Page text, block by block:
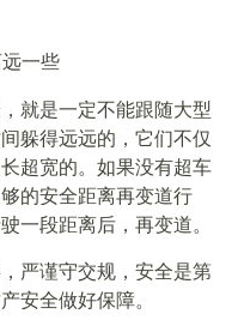
一些
就是一定不能跟随大型
躲得远远的，它们不仅
超宽的。如果没有超车
的安全距离再变道行
一段距离后，再变道。
严谨守交规，安全是第
安全做好保障。